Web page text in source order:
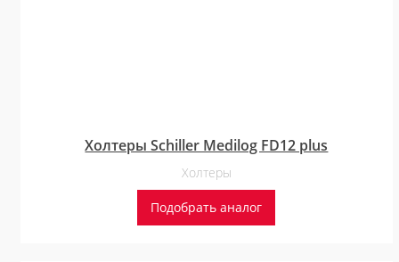
Холтеры Schiller Medilog FD12 plus
Холтеры
Подобрать аналог